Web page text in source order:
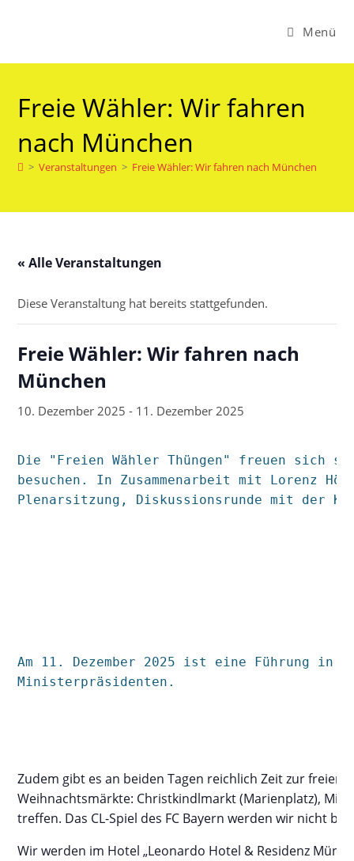
Menü
Freie Wähler: Wir fahren
nach München
> Veranstaltungen > Freie Wähler: Wir fahren nach München
« Alle Veranstaltungen
Diese Veranstaltung hat bereits stattgefunden.
Freie Wähler: Wir fahren nach
München
10. Dezember 2025 - 11. Dezember 2025
Die "Freien Wähler Thüngen" freuen sich
besuchen. In Zusammenarbeit mit Lorenz
Plenarsitzung, Diskussionsrunde mit der
Am 11. Dezember 2025 ist eine Führung
Ministerpräsidenten.
Zudem gibt es an beiden Tagen reichlich Zeit zur
Weihnachtsmärkte: Christkindlmarkt (Marienplatz),
treffen. Das CL-Spiel des FC Bayern werden wir nicht
Wir werden im Hotel „Leonardo Hotel & Residenz